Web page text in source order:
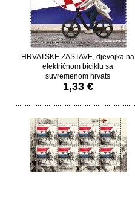
HRVATSKE ZASTAVE, djevojka na
električnom biciklu sa
suvremenom hrvats
1,33 €